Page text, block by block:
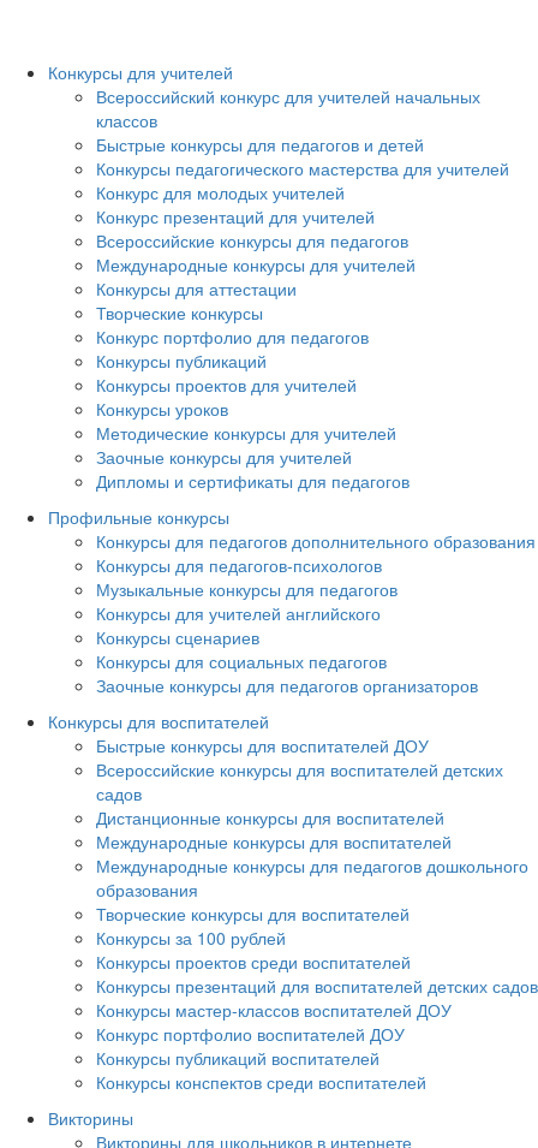
Конкурсы для учителей
Всероссийский конкурс для учителей начальных
классов
Быстрые конкурсы для педагогов и детей
Конкурсы педагогического мастерства для учителей
Конкурс для молодых учителей
Конкурс презентаций для учителей
Всероссийские конкурсы для педагогов
Международные конкурсы для учителей
Конкурсы для аттестации
Творческие конкурсы
Конкурс портфолио для педагогов
Конкурсы публикаций
Конкурсы проектов для учителей
Конкурсы уроков
Методические конкурсы для учителей
Заочные конкурсы для учителей
Дипломы и сертификаты для педагогов
Профильные конкурсы
Конкурсы для педагогов дополнительного образования
Конкурсы для педагогов-психологов
Музыкальные конкурсы для педагогов
Конкурсы для учителей английского
Конкурсы сценариев
Конкурсы для социальных педагогов
Заочные конкурсы для педагогов организаторов
Конкурсы для воспитателей
Быстрые конкурсы для воспитателей ДОУ
Всероссийские конкурсы для воспитателей детских
садов
Дистанционные конкурсы для воспитателей
Международные конкурсы для воспитателей
Международные конкурсы для педагогов дошкольного
образования
Творческие конкурсы для воспитателей
Конкурсы за 100 рублей
Конкурсы проектов среди воспитателей
Конкурсы презентаций для воспитателей детских садов
Конкурсы мастер-классов воспитателей ДОУ
Конкурс портфолио воспитателей ДОУ
Конкурсы публикаций воспитателей
Конкурсы конспектов среди воспитателей
Викторины
Викторины для школьников в интернете